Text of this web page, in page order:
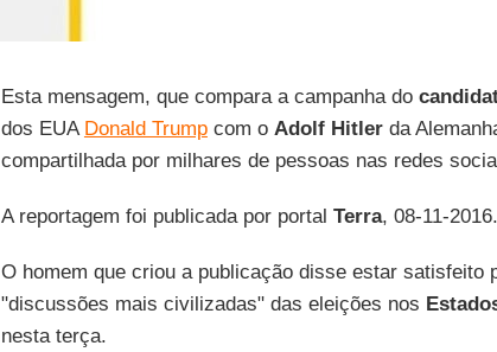
Esta mensagem, que compara a campanha do
dos EUA Donald Trumpcom o Adolf Hitlerda
compartilhada por milhares de pessoas nas redes
A reportagem foi publicada por portal Terra, 08-11-2016.
O homem que criou a publicação disse estar satisfeito
"discussões mais civilizadas" das eleições nos
nesta terça.